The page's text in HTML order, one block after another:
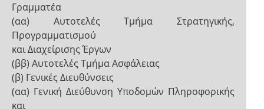
Γραμματέα
(αα) Αυτοτελές Τμήμα Στρατηγικής,
Προγραμματισμού
και Διαχείρισης Έργων
(ββ) Αυτοτελές Τμήμα Ασφάλειας
(β) Γενικές Διευθύνσεις
(αα) Γενική Διεύθυνση Υποδομών Πληροφορικής
και